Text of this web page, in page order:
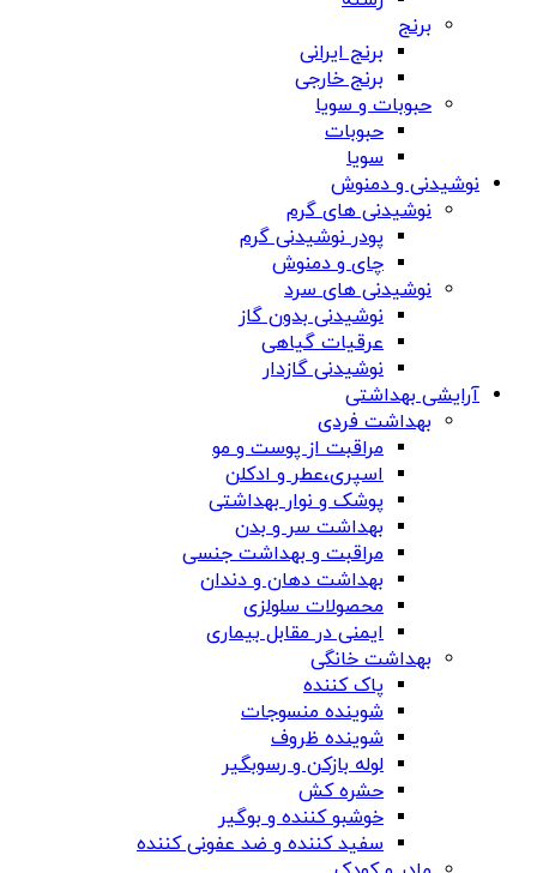
برنج
برنج ایرانی
برنج خارجی
حبوبات و سویا
حبوبات
سویا
نوشیدنی و دمنوش
نوشیدنی های گرم
پودر نوشیدنی گرم
چای و دمنوش
نوشیدنی های سرد
نوشیدنی بدون گاز
عرقیات گیاهی
نوشیدنی گازدار
آرایشی بهداشتی
بهداشت فردی
مراقبت از پوست و مو
اسپری،عطر و ادکلن
پوشک و نوار بهداشتی
بهداشت سر و بدن
مراقبت و بهداشت جنسی
بهداشت دهان و دندان
محصولات سلولزی
ایمنی در مقابل بیماری
بهداشت خانگی
پاک کننده
شوینده منسوجات
شوینده ظروف
لوله بازکن و رسوبگیر
حشره کش
خوشبو کننده و بوگیر
سفید کننده و ضد عفونی کننده